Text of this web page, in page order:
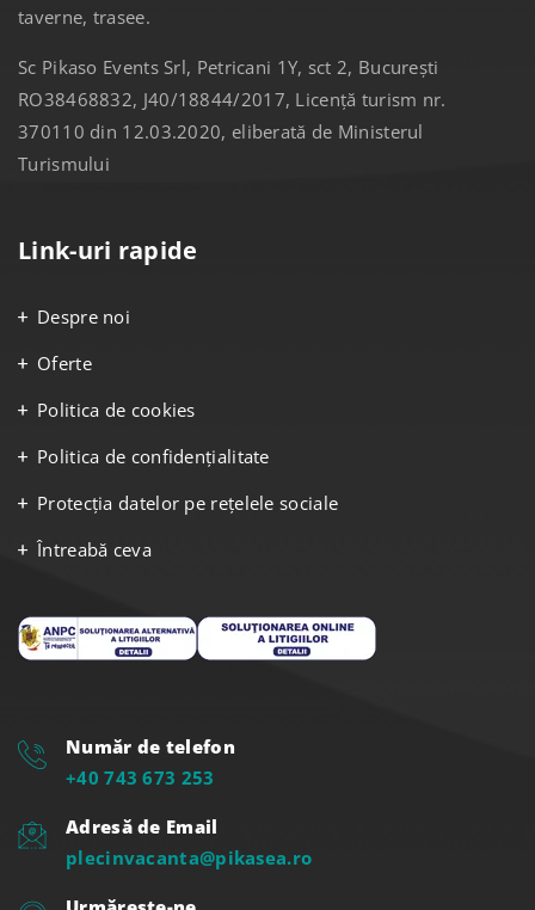
taverne, trasee.
Sc Pikaso Events Srl, Petricani 1Y, sct 2, București
RO38468832, J40/18844/2017, Licență turism nr.
370110 din 12.03.2020, eliberată de Ministerul
Turismului
Link-uri rapide
Despre noi
Oferte
Politica de cookies
Politica de confidențialitate
Protecția datelor pe rețelele sociale
Întreabă ceva
Număr de telefon
+40 743 673 253
Adresă de Email
plecinvacanta@pikasea.ro